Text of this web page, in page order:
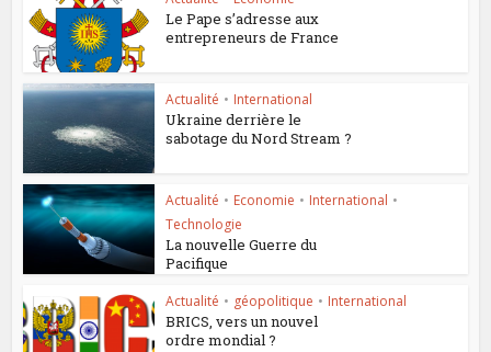
Le Pape s’adresse aux
entrepreneurs de France
Actualité • International
Ukraine derrière le
sabotage du Nord Stream ?
Actualité • Economie • International •
Technologie
La nouvelle Guerre du
Pacifique
Actualité • géopolitique • International
BRICS, vers un nouvel
ordre mondial ?